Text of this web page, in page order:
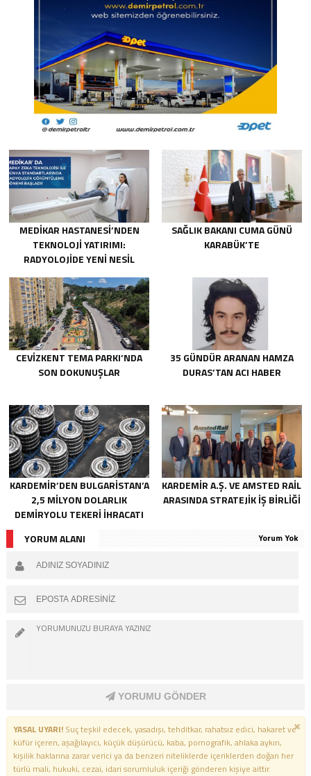
MEDİKAR HASTANESİ’NDEN
TEKNOLOJİ YATIRIMI:
RADYOLOJİDE YENİ NESİL
SAĞLIK BAKANI CUMA GÜNÜ
KARABÜK’TE
CEVİZKENT TEMA PARKI’NDA
SON DOKUNUŞLAR
35 GÜNDÜR ARANAN HAMZA
DURAS’TAN ACI HABER
KARDEMİR’DEN BULGARİSTAN’A
2,5 MİLYON DOLARLIK
DEMİRYOLU TEKERİ İHRACATI
KARDEMİR A.Ş. VE AMSTED RAİL
ARASINDA STRATEJİK İŞ BİRLİĞİ
YORUM ALANI Yorum Yok
YORUMU GÖNDER
YASAL UYARI!Suç teşkil edecek, yasadışı, tehditkar, rahatsız edici, hakaret ve
küfür içeren, aşağılayıcı, küçük düşürücü, kaba, pornografik, ahlaka aykırı,
kişilik haklarına zarar verici ya da benzeri niteliklerde içeriklerden doğan her
türlü mali, hukuki, cezai, idari sorumluluk içeriği gönderen kişiye aittir.